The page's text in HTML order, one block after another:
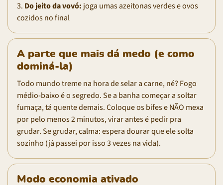
3. Do jeito da vovó: joga umas azeitonas verdes e ovos
cozidos no final
A parte que mais dá medo (e como
dominá-la)
Todo mundo treme na hora de selar a carne, né? Fogo
médio-baixo é o segredo. Se a banha começar a soltar
fumaça, tá quente demais. Coloque os bifes e NÃO mexa
por pelo menos 2 minutos, virar antes é pedir pra
grudar. Se grudar, calma: espera dourar que ele solta
sozinho (já passei por isso 3 vezes na vida).
Modo economia ativado